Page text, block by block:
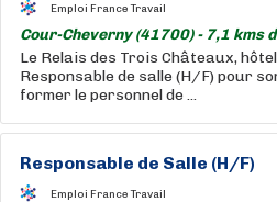
Emploi France Travail
Cour-Cheverny (41700) - 7,1 kms
Le Relais des Trois Châteaux,
Responsable de salle (H/F) pour
former le personnel de ...
Responsable de Salle (H/F)
Emploi France Travail